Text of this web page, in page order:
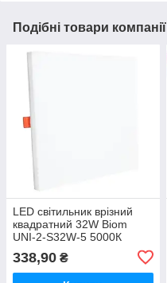
Подібні товари компанії
LED світильник врізний
квадратний 32W Biom
UNI-2-S32W-5 5000К
338,90 ₴